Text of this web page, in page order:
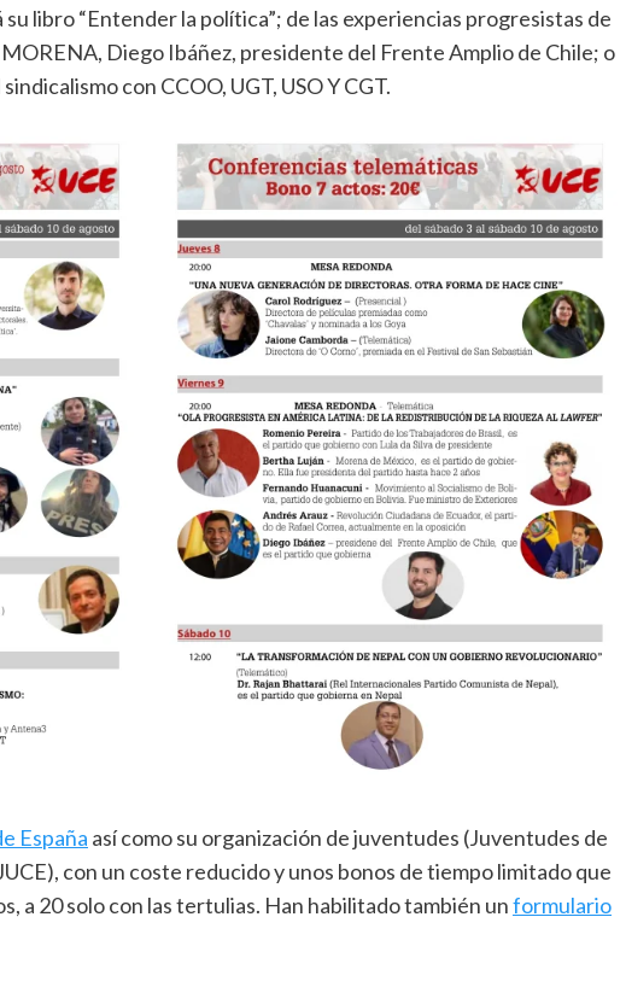
su libro “Entender la política”; de las experiencias progresistas de
Diego Ibáñez, presidente del Frente Amplio de Chile; o
con CCOO, UGT, USO Y CGT.
España así como su organización de juventudes (Juventudes de
con un coste reducido y unos bonos de tiempo limitado que
a 20 solo con las tertulias. Han habilitado también unformulario